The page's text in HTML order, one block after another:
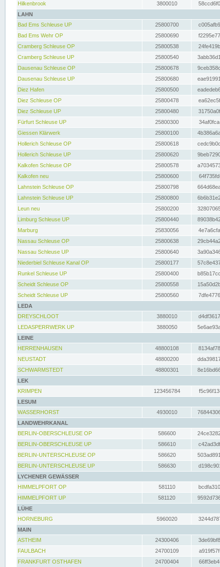
Hilkenbrook
3800010
LAHN
Bad Ems Schleuse UP
25800700
Bad Ems Wehr OP
25800690
Cramberg Schleuse OP
25800538
Cramberg Schleuse UP
25800540
Dausenau Schleuse OP
25800678
Dausenau Schleuse UP
25800680
Diez Hafen
25800500
Diez Schleuse OP
25800478
Diez Schleuse UP
25800480
Fürfurt Schleuse UP
25800300
Giessen Klärwerk
25800100
Hollerich Schleuse OP
25800618
Hollerich Schleuse UP
25800620
Kalkofen Schleuse OP
25800578
Kalkofen neu
25800600
Lahnstein Schleuse OP
25800798
Lahnstein Schleuse UP
25800800
Leun neu
25800200
Limburg Schleuse UP
25800440
Marburg
25830056
Nassau Schleuse OP
25800638
Nassau Schleuse UP
25800640
Niederbiel Schleuse Kanal OP
25800177
Runkel Schleuse UP
25800400
Scheidt Schleuse OP
25800558
Scheidt Schleuse UP
25800560
LEDA
DREYSCHLOOT
3880010
LEDASPERRWERK UP
3880050
LEINE
HERRENHAUSEN
48800108
NEUSTADT
48800200
SCHWARMSTEDT
48800301
LEK
KRIMPEN
123456784
LESUM
WASSERHORST
4930010
LANDWEHRKANAL
BERLIN-OBERSCHLEUSE OP
586600
BERLIN-OBERSCHLEUSE UP
586610
BERLIN-UNTERSCHLEUSE OP
586620
BERLIN-UNTERSCHLEUSE UP
586630
LYCHENER GEWÄSSER
HIMMELPFORT OP
581110
HIMMELPFORT UP
581120
LÜHE
HORNEBURG
5960020
MAIN
ASTHEIM
24300406
FAULBACH
24700109
FRANKFURT OSTHAFEN
24700404